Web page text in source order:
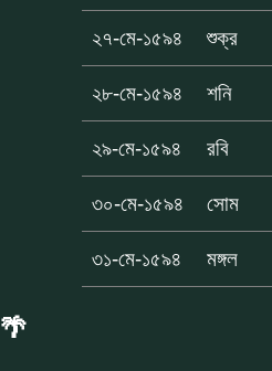
২৭-মে-১৫৯৪ শুক্র
২৮-মে-১৫৯৪ শনি
২৯-মে-১৫৯৪ রবি
৩০-মে-১৫৯৪ সোম
৩১-মে-১৫৯৪ মঙ্গল
🌴